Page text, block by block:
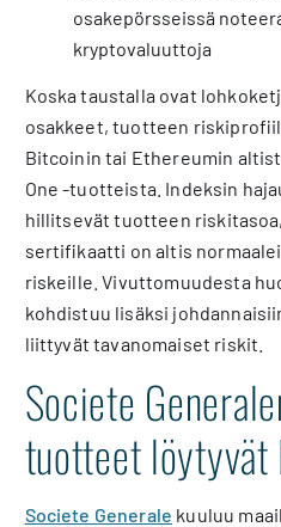
osakepörsseissä
kryptovaluuttoja
Koska taustalla ovat
osakkeet, tuotteen
Bitcoinin tai Ethereumin
One -tuotteista. Indeksin
hillitsevät tuotteen
sertifikaatti on altis
riskeille. Vivuttomuudesta
kohdistuu lisäksi
liittyvät tavanomaiset riskit.
Societe
tuotteet löytyvät
Societe Generale kuuluu